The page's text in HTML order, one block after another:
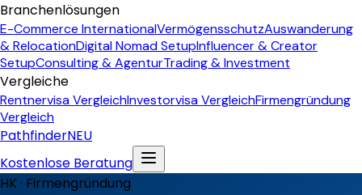
Branchenlösungen
E-Commerce InternationalVermögensschutzAuswanderung
& RelocationDigital Nomad SetupInfluencer & Creator
SetupConsulting & AgenturTrading & Investment
Vergleiche
Rentnervisa VergleichInvestorvisa VergleichFirmengründung
Vergleich
PathfinderNEU
Kostenlose Beratung
HK · Firmengründung